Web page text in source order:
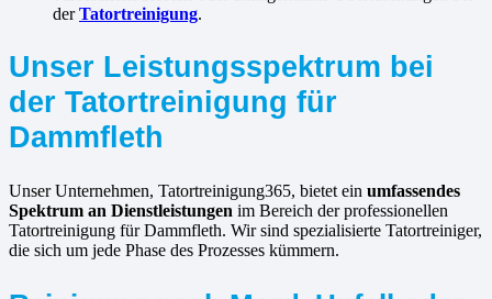
derTatortreinigung.
Unser Leistungsspektrum bei
der Tatortreinigung für
Dammfleth
Unser Unternehmen, Tatortreinigung365, bietet ein umfassendes
Spektrum an Dienstleistungen im Bereich der professionellen
Tatortreinigung für Dammfleth. Wir sind spezialisierte Tatortreiniger,
die sich um jede Phase des Prozesses kümmern.